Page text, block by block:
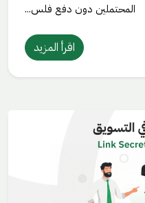
المحتملين دون دفع فلس...
اقرأ المزيد